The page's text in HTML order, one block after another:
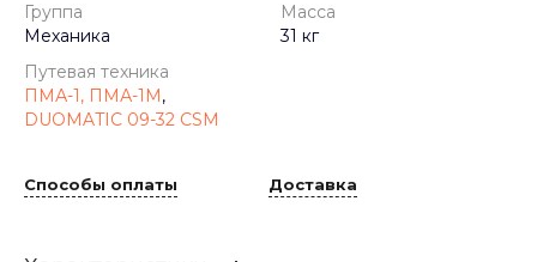
Группа
Механика
Масса
31 кг
Путевая техника
ПМА-1, ПМА-1М ,
DUOMATIC 09-32 CSM
Способы оплаты Доставка